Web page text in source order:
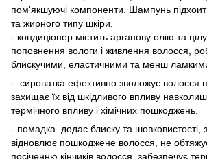
пом'якшуючі компоненти. Шампунь
та жирного типу шкіри.
- кондиціонер містить арганову олію та
поповнення вологи і живлення волосся,
блискучими, еластичними та менш
- сироватка ефективно зволожує волосся
захищає їх від шкідливого впливу
термічного впливу і хімічних пошкоджень.
- помадка додає блиску та шовковистості,
відновлює пошкоджене волосся, не
посіченню кінчиків волосся, забезпечує